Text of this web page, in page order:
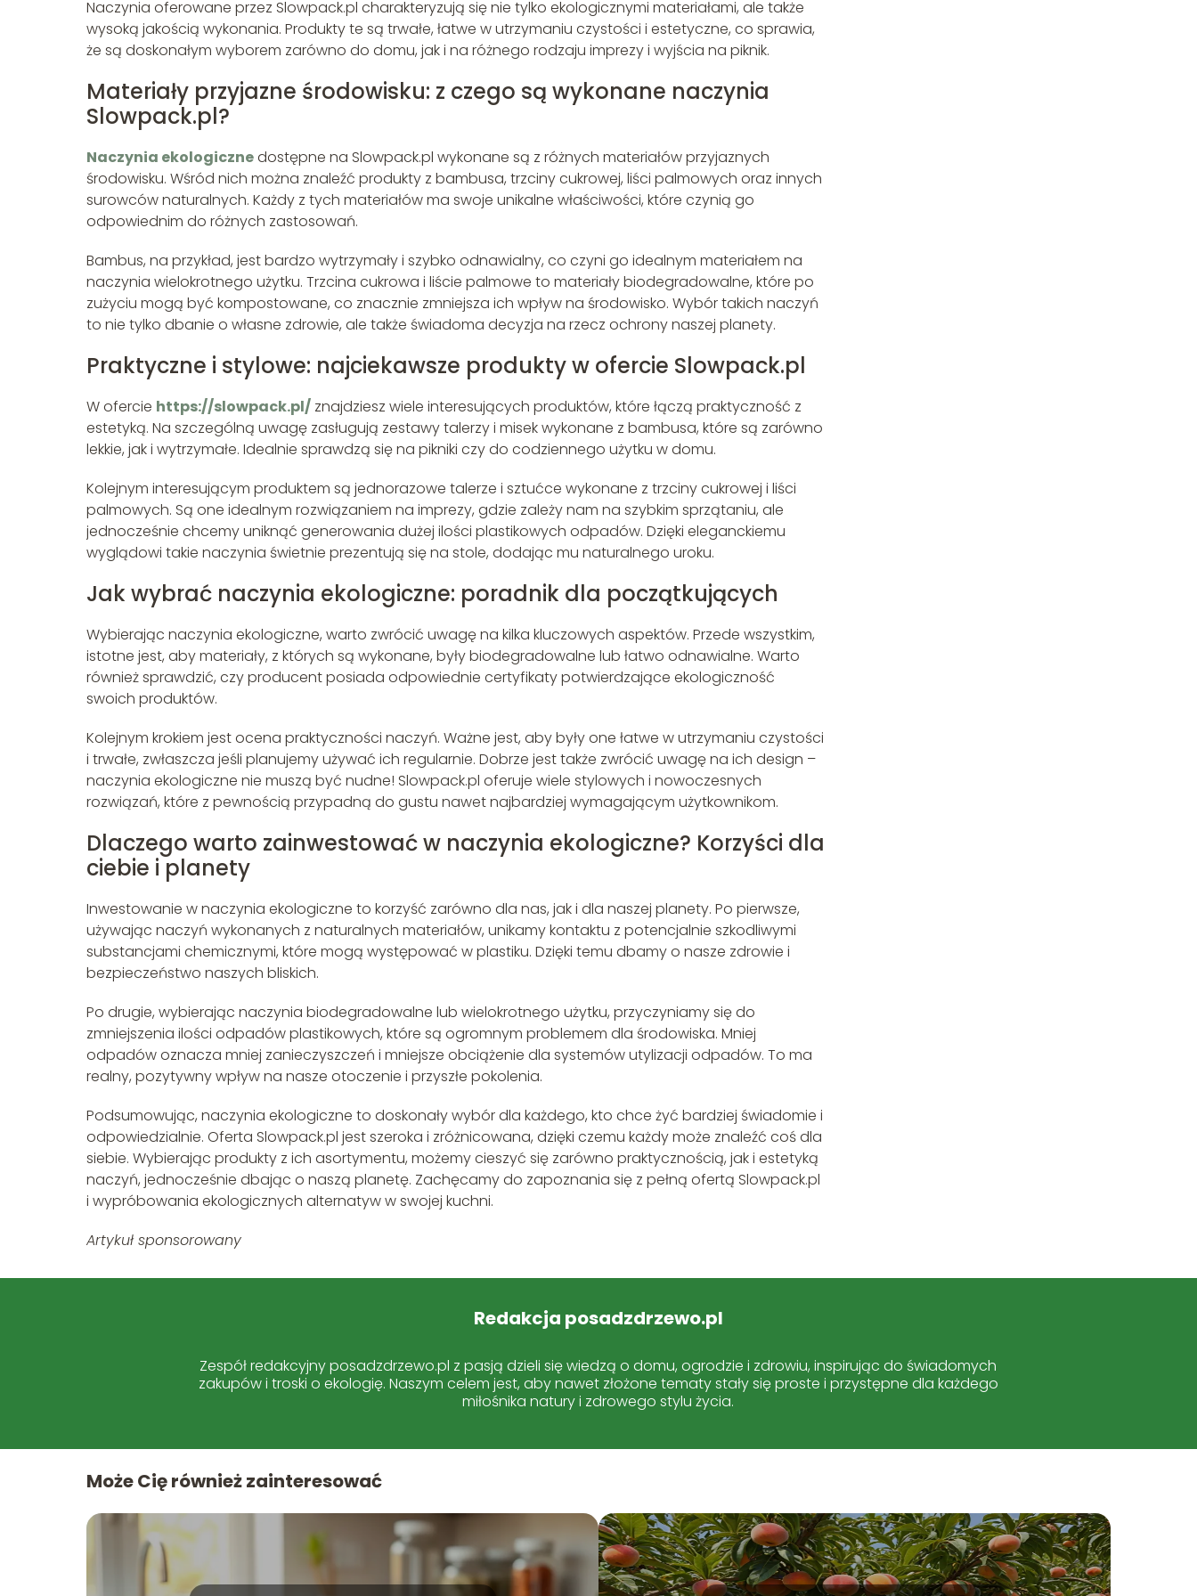
Naczynia oferowane przez Slowpack.pl charakteryzują się nie tylko ekologicznymi materiałami, ale także
wysoką jakością wykonania. Produkty te są trwałe, łatwe w utrzymaniu czystości i estetyczne, co sprawia,
że są doskonałym wyborem zarówno do domu, jak i na różnego rodzaju imprezy i wyjścia na piknik.
Materiały przyjazne środowisku: z czego są wykonane naczynia
Slowpack.pl?
Naczynia ekologicznedostępne na Slowpack.pl wykonane są z różnych materiałów przyjaznych
środowisku. Wśród nich można znaleźć produkty z bambusa, trzciny cukrowej, liści palmowych oraz innych
surowców naturalnych. Każdy z tych materiałów ma swoje unikalne właściwości, które czynią go
odpowiednim do różnych zastosowań.
Bambus, na przykład, jest bardzo wytrzymały i szybko odnawialny, co czyni go idealnym materiałem na
naczynia wielokrotnego użytku. Trzcina cukrowa i liście palmowe to materiały biodegradowalne, które po
zużyciu mogą być kompostowane, co znacznie zmniejsza ich wpływ na środowisko. Wybór takich naczyń
to nie tylko dbanie o własne zdrowie, ale także świadoma decyzja na rzecz ochrony naszej planety.
Praktyczne i stylowe: najciekawsze produkty w ofercie Slowpack.pl
W ofercie https://slowpack.pl/ znajdziesz wiele interesujących produktów, które łączą praktyczność z
estetyką. Na szczególną uwagę zasługują zestawy talerzy i misek wykonane z bambusa, które są zarówno
lekkie, jak i wytrzymałe. Idealnie sprawdzą się na pikniki czy do codziennego użytku w domu.
Kolejnym interesującym produktem są jednorazowe talerze i sztućce wykonane z trzciny cukrowej i liści
palmowych. Są one idealnym rozwiązaniem na imprezy, gdzie zależy nam na szybkim sprzątaniu, ale
jednocześnie chcemy uniknąć generowania dużej ilości plastikowych odpadów. Dzięki eleganckiemu
wyglądowi takie naczynia świetnie prezentują się na stole, dodając mu naturalnego uroku.
Jak wybrać naczynia ekologiczne: poradnik dla początkujących
Wybierając naczynia ekologiczne, warto zwrócić uwagę na kilka kluczowych aspektów. Przede wszystkim,
istotne jest, aby materiały, z których są wykonane, były biodegradowalne lub łatwo odnawialne. Warto
również sprawdzić, czy producent posiada odpowiednie certyfikaty potwierdzające ekologiczność
swoich produktów.
Kolejnym krokiem jest ocena praktyczności naczyń. Ważne jest, aby były one łatwe w utrzymaniu czystości
i trwałe, zwłaszcza jeśli planujemy używać ich regularnie. Dobrze jest także zwrócić uwagę na ich design –
naczynia ekologiczne nie muszą być nudne! Slowpack.pl oferuje wiele stylowych i nowoczesnych
rozwiązań, które z pewnością przypadną do gustu nawet najbardziej wymagającym użytkownikom.
Dlaczego warto zainwestować w naczynia ekologiczne? Korzyści dla
ciebie i planety
Inwestowanie w naczynia ekologiczne to korzyść zarówno dla nas, jak i dla naszej planety. Po pierwsze,
używając naczyń wykonanych z naturalnych materiałów, unikamy kontaktu z potencjalnie szkodliwymi
substancjami chemicznymi, które mogą występować w plastiku. Dzięki temu dbamy o nasze zdrowie i
bezpieczeństwo naszych bliskich.
Po drugie, wybierając naczynia biodegradowalne lub wielokrotnego użytku, przyczyniamy się do
zmniejszenia ilości odpadów plastikowych, które są ogromnym problemem dla środowiska. Mniej
odpadów oznacza mniej zanieczyszczeń i mniejsze obciążenie dla systemów utylizacji odpadów. To ma
realny, pozytywny wpływ na nasze otoczenie i przyszłe pokolenia.
Podsumowując, naczynia ekologiczne to doskonały wybór dla każdego, kto chce żyć bardziej świadomie i
odpowiedzialnie. Oferta Slowpack.pl jest szeroka i zróżnicowana, dzięki czemu każdy może znaleźć coś dla
siebie. Wybierając produkty z ich asortymentu, możemy cieszyć się zarówno praktycznością, jak i estetyką
naczyń, jednocześnie dbając o naszą planetę. Zachęcamy do zapoznania się z pełną ofertą Slowpack.pl
i wypróbowania ekologicznych alternatyw w swojej kuchni.
Artykuł sponsorowany
Redakcja posadzdrzewo.pl
Zespół redakcyjny posadzdrzewo.pl z pasją dzieli się wiedzą o domu, ogrodzie i zdrowiu, inspirując do świadomych
zakupów i troski o ekologię. Naszym celem jest, aby nawet złożone tematy stały się proste i przystępne dla każdego
miłośnika natury i zdrowego stylu życia.
Może Cię również zainteresować